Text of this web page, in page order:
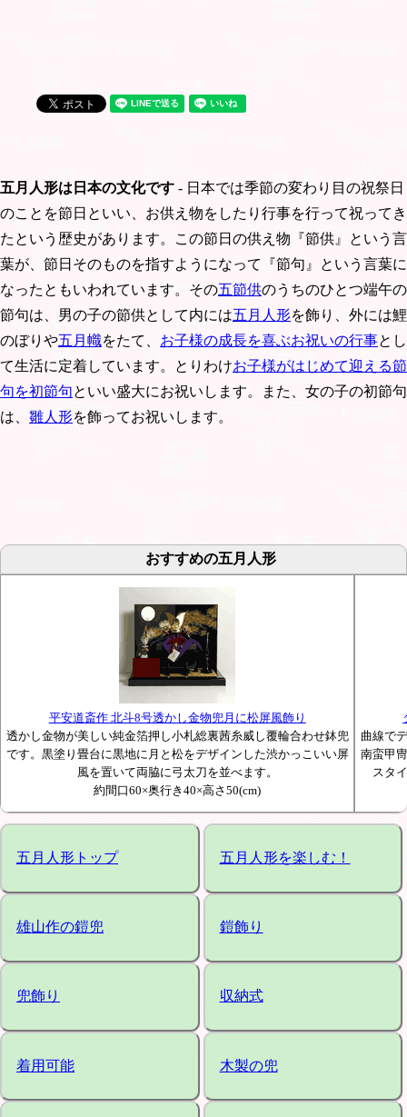
五月人形は日本の文化です - 日本では季節の変わり目の祝祭日
のことを節日といい、お供え物をしたり行事を行って祝ってき
たという歴史があります。この節日の供え物『節供』という言
葉が、節日そのものを指すようになって『節句』という言葉に
なったともいわれています。その五節供のうちのひとつ端午の
節句は、男の子の節供として内には五月人形を飾り、外には鯉
のぼりや五月幟をたて、 お子様の成長を喜ぶお祝いの行事とし
て生活に定着しています。とりわけお子様がはじめて迎える節
句を初節句といい盛大にお祝いします。また、女の子の初節句
は、 雛人形を飾ってお祝いします。
おすすめの五月人形
平安道斎作 北斗8号透かし金物兜月に松屏風飾り
透かし金物が美しい純金箔押し小札総裏茜糸威し覆輪合わせ鉢兜
です。黒塗り畳台に黒地に月と松をデザインした渋かっこいい屏
風を置いて両脇に弓太刀を並べます。
約間口60×奥行き40×高さ50(cm)
曲線で
南蛮甲
スタ
五月人形トップ 五月人形を楽しむ！
雄山作の鎧兜 鎧飾り
兜飾り 収納式
着用可能 木製の兜